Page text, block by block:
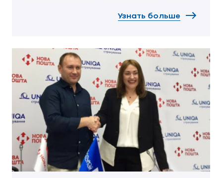
надежного партнера. В дополнение к этому
выбирая своего страховщика? И как найти
надежную компанию, не прибегая к
сложным финансовым расчетам?
Узнать больше